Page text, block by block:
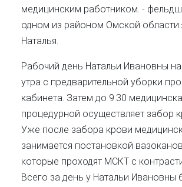
медицинским работником. -
одном из районом Омской
Наталья.
Рабочий день Натальи Ивановны
утра с предварительной уборки
кабинета. Затем до 9.30
процедурной осуществляет забор
Уже после забора крови
занимается постановкой
которые проходят МСКТ с
Всего за день у Натальи Ивановны